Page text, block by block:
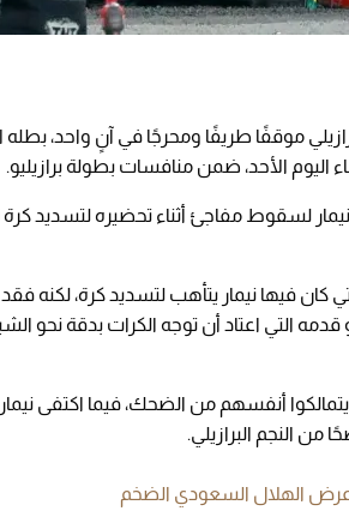
موقفًا طريفًا ومحرجًا في آنٍ واحد، بطله
الأحد، ضمن منافسات بطولة برازيليو.
لسقوط مفاجئ أثناء تحضيره لتسديد كرة
كان فيها نيمار يتأهب لتسديد كرة، لكنه
قدمه التي اعتاد أن توجه الكرات بدقة نحو
يتمالكوا أنفسهم من الضحك، فيما اكتفى
النجم البرازيلي.
عرض الهلال السعودي الضخم